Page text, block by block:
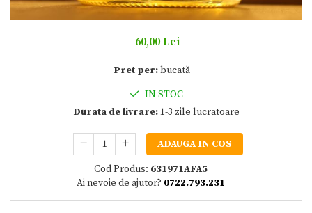
60,00 Lei
Pret per:bucată
IN STOC
Durata de livrare:1-3 zile lucratoare
ADAUGA IN COS
Cod Produs: 631971AFA5
Ai nevoie de ajutor? 0722.793.231